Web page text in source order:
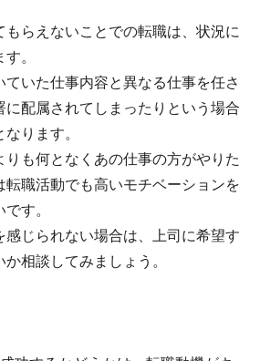
もらえないことでの転職は、状況に
。
いた仕事内容と異なる仕事を任さ
に配属されてしまったりという場合
ります。
りも何となくあの仕事の方がやりた
転職活動でも高いモチベーションを
す。
感じられない場合は、上司に希望す
相談してみましょう。